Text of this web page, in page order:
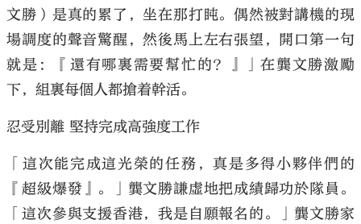
文勝）是真的累了，坐在那打盹。偶然被對講機的現
場調度的聲音驚醒，然後馬上左右張望，開口第一句
就是：『還有哪裏需要幫忙的？』」在龔文勝激勵
下，組裏每個人都搶着幹活。
忍受別離 堅持完成高強度工作
「這次能完成這光榮的任務，真是多得小夥伴們的
『超級爆發』。」龔文勝謙虛地把成績歸功於隊員。
「這次參與支援香港，我是自願報名的。」龔文勝家